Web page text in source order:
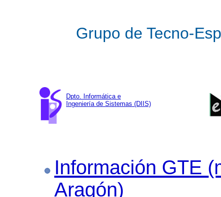
Grupo de Tecno-
Dpto. Informática e
Ingeniería de Sistemas (DIIS)
Información GTE
Aragón)